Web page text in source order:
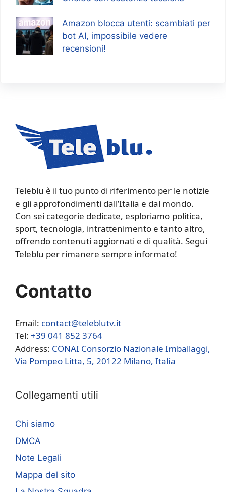
Amazon blocca utenti: scambiati per
bot AI, impossibile vedere
recensioni!
Teleblu è il tuo punto di riferimento per le notizie
e gli approfondimenti dall’Italia e dal mondo.
Con sei categorie dedicate, esploriamo politica,
sport, tecnologia, intrattenimento e tanto altro,
offrendo contenuti aggiornati e di qualità. Segui
Teleblu per rimanere sempre informato!
Contatto
Email: contact@teleblutv.it
Tel: +39 041 852 3764
Address: CONAI Consorzio Nazionale Imballaggi,
Via Pompeo Litta, 5, 20122 Milano, Italia
Collegamenti utili
Chi siamo
DMCA
Note Legali
Mappa del sito